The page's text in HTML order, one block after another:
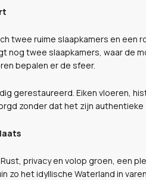
twee ruime slaapkamers en een
nog twee slaapkamers, waar de
bepalen er de sfeer.
gerestaureerd. Eiken vloeren,
zonder dat het zijn authentieke
privacy en volop groen, een
zo het idyllische Waterland in